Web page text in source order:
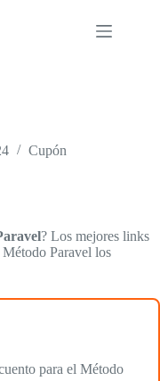
Cupón
? Los mejores links
Paravel los
para el Método